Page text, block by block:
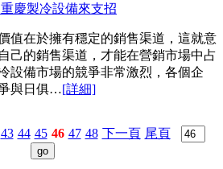
慶製冷設備來支招
值在於擁有穩定的銷售渠道，這就意
己的銷售渠道，才能在營銷市場中占
設備市場的競爭非常激烈，各個企
與日俱…[詳細]
43 44 45 46 47 48 下一頁 尾頁